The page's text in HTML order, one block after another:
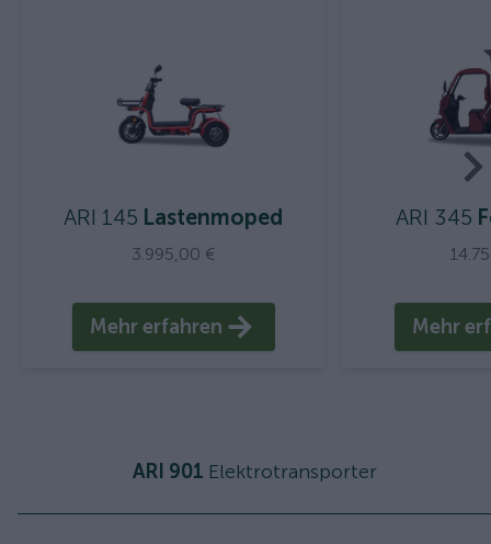
ARI 145 Lastenmoped
3.995,00 €
Mehr erfahren
ARI 345
Mehr
ARI 901 Elektrotransporter